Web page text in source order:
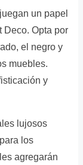
un papel
Deco. Opta por
el negro y
muebles.
y
lujosos
los
agregarán